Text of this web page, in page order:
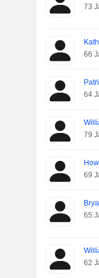
73
66
64
79
69
65
62